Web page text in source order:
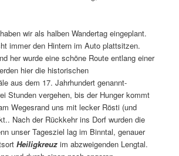
wir als halben Wandertag eingeplant.
immer den Hintern im Auto plattsitzen.
her wurde eine schöne Route entlang einer
hier die historischen
aus dem 17. Jahrhundert genannt-
Stunden vergehen, bis der Hunger kommt
Wegesrand uns mit lecker Rösti (und
Nach der Rückkehr ins Dorf wurden die
unser Tagesziel lag im Binntal, genauer
Heiligkreuz im abzweigenden Lengtal.